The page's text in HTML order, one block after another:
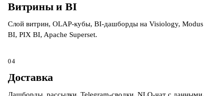
Витрины и BI
Слой витрин, OLAP-кубы, BI-дашборды на Visiology, Modus
BI, PIX BI, Apache Superset.
04
Доставка